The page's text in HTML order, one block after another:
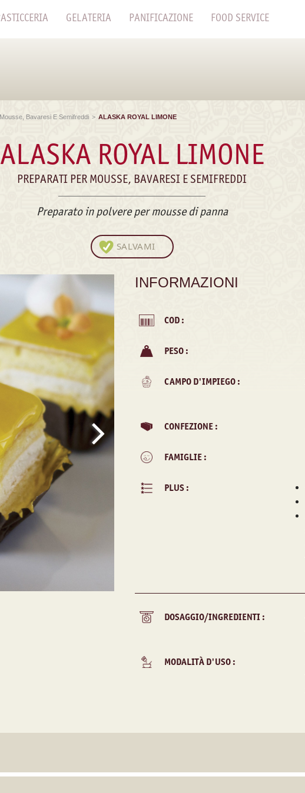
GELATERIA PANIFICAZIONE FOOD SERVICE
Bavaresi E Semifreddi > ALASKA ROYAL LIMONE
ALASKA ROYAL LIMONE
PREPARATI PER MOUSSE, BAVARESI E SEMIFREDDI
Preparato in polvere per mousse di panna
SALVAMI
INFORMAZIONI
COD :
PESO :
CAMPO D'IMPIEGO :
CONFEZIONE :
FAMIGLIE :
PLUS :
DOSAGGIO/INGREDIENTI :
MODALITÀ D'USO :